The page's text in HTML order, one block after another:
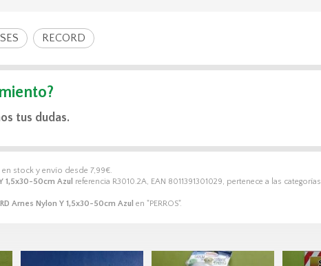
stock y envío desde 7,99€.
1,5x30-50cm Azul referencia R3010.2A, EAN 8011391301029, pertenece a las categorías
Arnes Nylon Y 1,5x30-50cm Azul en "PERROS".
RECORD
tus dudas.